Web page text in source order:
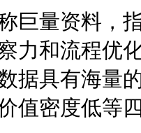
量资料，指
力和流程优
据具有海量
值密度低等